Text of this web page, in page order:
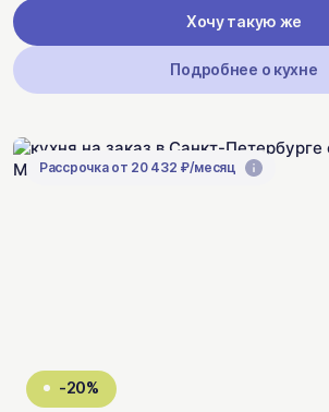
Хочу такую же
Подробнее о кухне
Рассрочка от 20 432 ₽/месяц
-20%